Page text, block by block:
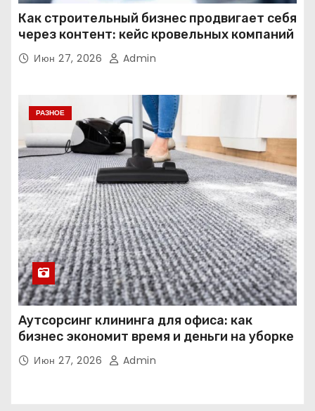
Как строительный бизнес продвигает себя
через контент: кейс кровельных компаний
Июн 27, 2026 Admin
РАЗНОЕ
Аутсорсинг клининга для офиса: как
бизнес экономит время и деньги на уборке
Июн 27, 2026 Admin